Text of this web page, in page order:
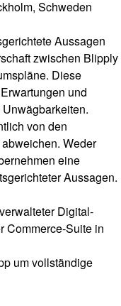
Schweden
Aussagen
zwischen Blipply
Diese
und
von den
Weder
eine
Aussagen.
Digital-
Commerce-Suite in
um vollständige